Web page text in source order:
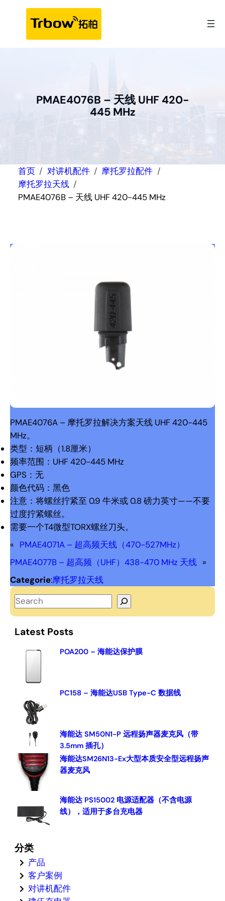
PMAE4076B – 天线 UHF 420-
445 MHz
首页 对讲机配件
摩托罗拉配件
摩托罗拉天线
PMAE4076B – 天线 UHF 420-445 MHz
PMAE4076A – 摩托罗拉解决方案天线 UHF 420-445
MHz。
类型：短柄（1.8厘米）
频率范围：UHF 420-445 MHz
GPS：无
颜色代码：黑色
注意：将螺丝拧紧至 0.9 牛米或 0.8 磅力英寸——不要
过度拧紧螺丝。
需要一个T4微型TORX螺丝刀头。
« PMAE4071A – 超高频天线（470-527MHz）
PMAE4077B – 超高频（UHF）438-470 MHz 天线 »
Categorie:摩托罗拉天线
S
e
aLatest Posts
POA200 – 海能达保护膜
PC158 – 海能达USB Type-C 数据线
海能达 SM50N1-P 远程扬声器麦克风（带
3.5mm 插孔）
海能达SM26N13-Ex大型本质安全型远程扬声
器麦克风
海能达 PS15002 电源适配器（不含电源
线），适用于多台充电器
分类
产品
客户案例
对讲机配件